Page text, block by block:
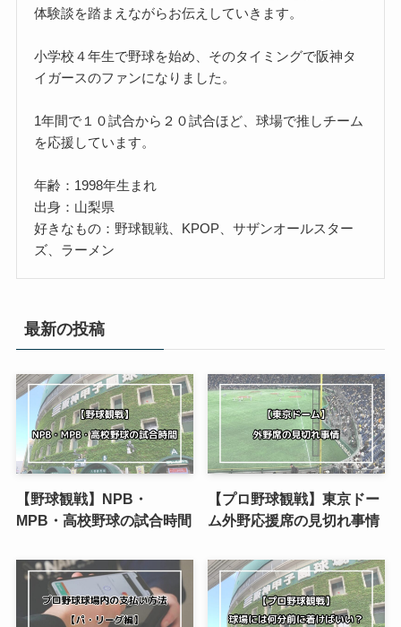
体験談を踏まえながらお伝えしていきます。
小学校４年生で野球を始め、そのタイミングで阪神タ
イガースのファンになりました。
1年間で１０試合から２０試合ほど、球場で推しチーム
を応援しています。
年齢：1998年生まれ
出身：山梨県
好きなもの：野球観戦、KPOP、サザンオールスター
ズ、ラーメン
最新の投稿
【野球観戦】NPB・
MPB・高校野球の試合時間
【プロ野球観戦】東京ドー
ム外野応援席の見切れ事情